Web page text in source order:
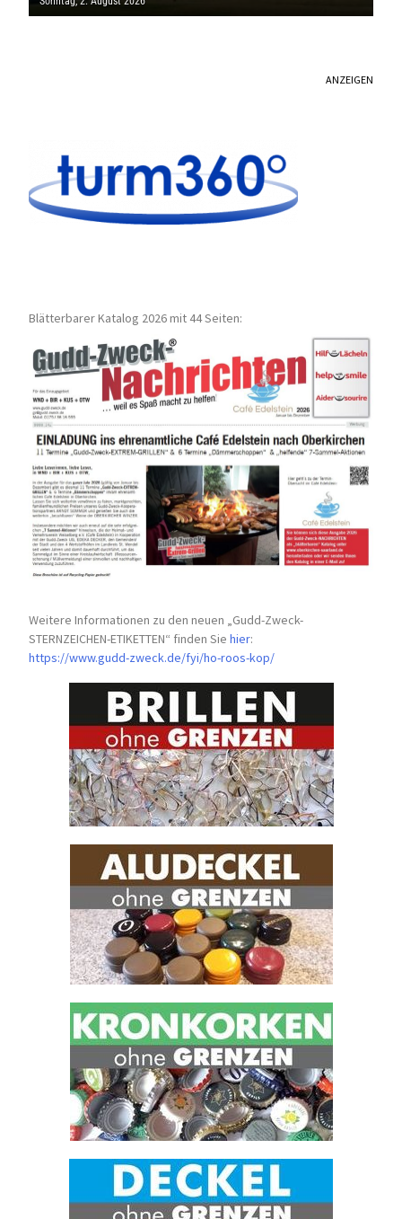
ANZEIGEN
Blätterbarer Katalog 2026 mit 44 Seiten:
Weitere Informationen zu den neuen „Gudd-Zweck-
STERNZEICHEN-ETIKETTEN“ finden Siehier:
https://www.gudd-zweck.de/fyi/ho-roos-kop/